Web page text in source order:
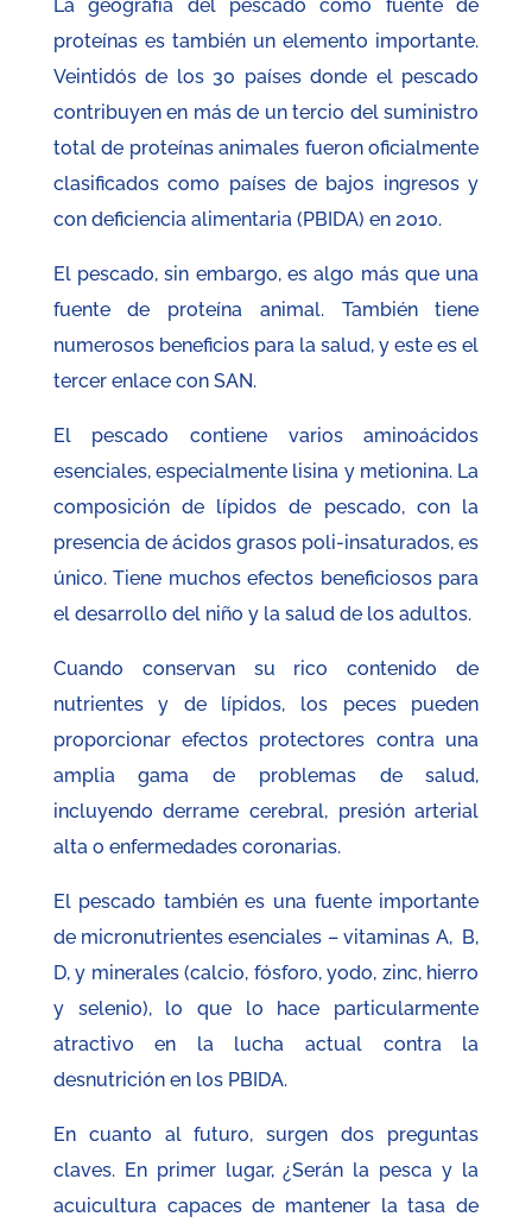
La geografía del pescado como fuente de
proteínas es también un elemento importante.
Veintidós de los 30 países donde el pescado
contribuyen en más de un tercio del suministro
total de proteínas animales fueron oficialmente
clasificados como países de bajos ingresos y
con deficiencia alimentaria (PBIDA) en 2010.
El pescado, sin embargo, es algo más que una
fuente de proteína animal. También tiene
numerosos beneficios para la salud, y este es el
tercer enlace con SAN.
El pescado contiene varios aminoácidos
esenciales, especialmente lisina y metionina. La
composición de lípidos de pescado, con la
presencia de ácidos grasos poli-insaturados, es
único. Tiene muchos efectos beneficiosos para
el desarrollo del niño y la salud de los adultos.
Cuando conservan su rico contenido de
nutrientes y de lípidos, los peces pueden
proporcionar efectos protectores contra una
amplia gama de problemas de salud,
incluyendo derrame cerebral, presión arterial
alta o enfermedades coronarias.
El pescado también es una fuente importante
de micronutrientes esenciales – vitaminas A, B,
D, y minerales (calcio, fósforo, yodo, zinc, hierro
y selenio), lo que lo hace particularmente
atractivo en la lucha actual contra la
desnutrición en los PBIDA.
En cuanto al futuro, surgen dos preguntas
claves. En primer lugar, ¿Serán la pesca y la
acuicultura capaces de mantener la tasa de